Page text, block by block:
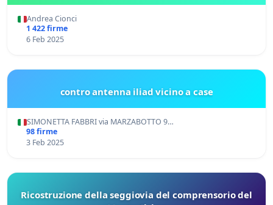
Andrea Cionci
1 422 firme
6 Feb 2025
contro antenna iliad vicino a case
SIMONETTA FABBRI via MARZABOTTO 9…
98 firme
3 Feb 2025
Ricostruzione della seggiovia del comprensorio del